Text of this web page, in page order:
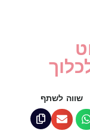
שווה לשתף